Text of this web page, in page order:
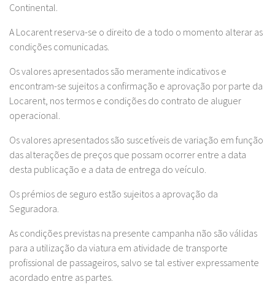
Continental.
A Locarent reserva-se o direito de a todo o momento alterar as
condições comunicadas.
Os valores apresentados são meramente indicativos e
encontram-se sujeitos a confirmação e aprovação por parte da
Locarent, nos termos e condições do contrato de aluguer
operacional.
Os valores apresentados são suscetíveis de variação em função
das alterações de preços que possam ocorrer entre a data
desta publicação e a data de entrega do veículo.
Os prémios de seguro estão sujeitos a aprovação da
Seguradora.
As condições previstas na presente campanha não são válidas
para a utilização da viatura em atividade de transporte
profissional de passageiros, salvo se tal estiver expressamente
acordado entre as partes.